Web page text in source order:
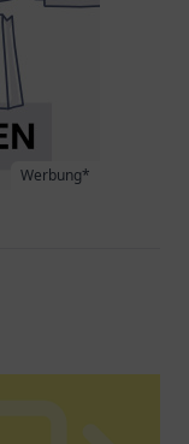
Werbung*